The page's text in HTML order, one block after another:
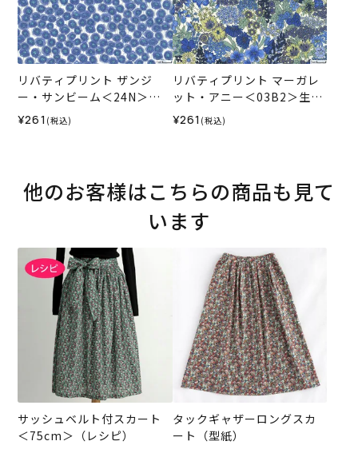
リバティプリント ザンジ
ー・サンビーム＜24N＞生
地 （ホビーラホビーレオリ
ジナル）2025SS
¥261 (税込)
リバティプリント マーガレ
ット・アニー＜03B2＞生地
★復刻色 （ホビーラホビー
レオリジナル）2025SS
¥261 (税込)
他のお客様はこちらの商品も見て
います
サッシュベルト付スカート
＜75cm＞（レシピ）
タックギャザーロングスカ
ート（型紙）